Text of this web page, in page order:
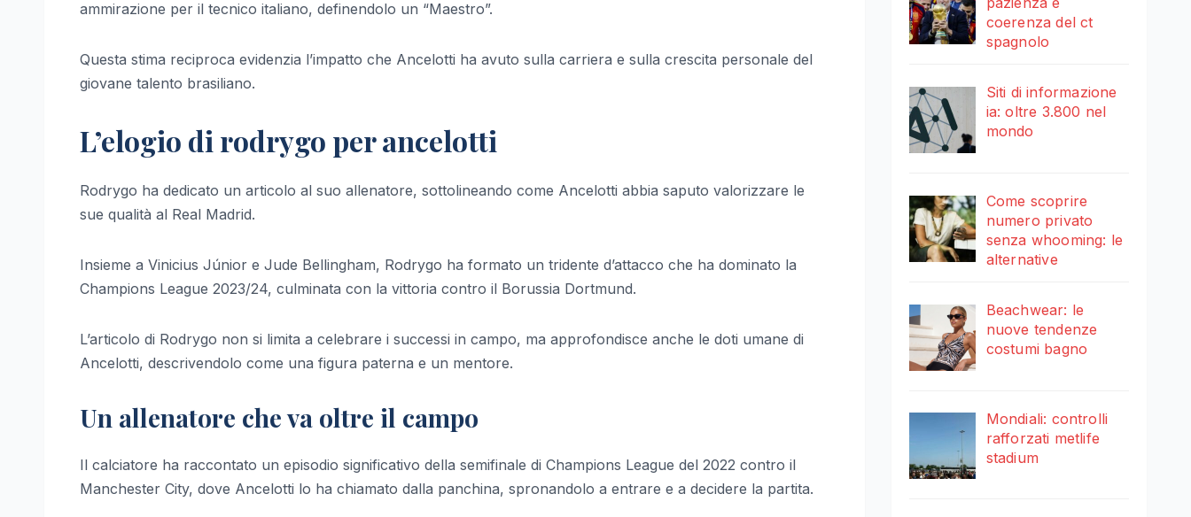
ammirazione per il tecnico italiano, definendolo un “Maestro”.
Questa stima reciproca evidenzia l’impatto che Ancelotti ha avuto sulla carriera e sulla crescita personale del
giovane talento brasiliano.
L’elogio di rodrygo per ancelotti
Rodrygo ha dedicato un articolo al suo allenatore, sottolineando come Ancelotti abbia saputo valorizzare le
sue qualità al Real Madrid.
Insieme a Vinicius Júnior e Jude Bellingham, Rodrygo ha formato un tridente d’attacco che ha dominato la
Champions League 2023/24, culminata con la vittoria contro il Borussia Dortmund.
L’articolo di Rodrygo non si limita a celebrare i successi in campo, ma approfondisce anche le doti umane di
Ancelotti, descrivendolo come una figura paterna e un mentore.
Un allenatore che va oltre il campo
Il calciatore ha raccontato un episodio significativo della semifinale di Champions League del 2022 contro il
Manchester City, dove Ancelotti lo ha chiamato dalla panchina, spronandolo a entrare e a decidere la partita.
coerenza del ct
spagnolo
Siti di informazione
ia: oltre 3.800 nel
mondo
Come scoprire
numero privato
senza whooming: le
alternative
Beachwear: le
nuove tendenze
costumi bagno
Mondiali: controlli
rafforzati metlife
stadium